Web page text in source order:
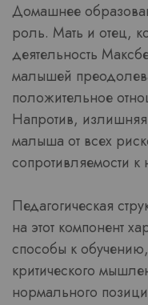
Домашнее
роль. Мать и отец,
деятельность
малышей
положительное
Напротив,
малыша от всех
сопротивляемости
Педагогическая
на этот компонент
способы к
критического
нормального